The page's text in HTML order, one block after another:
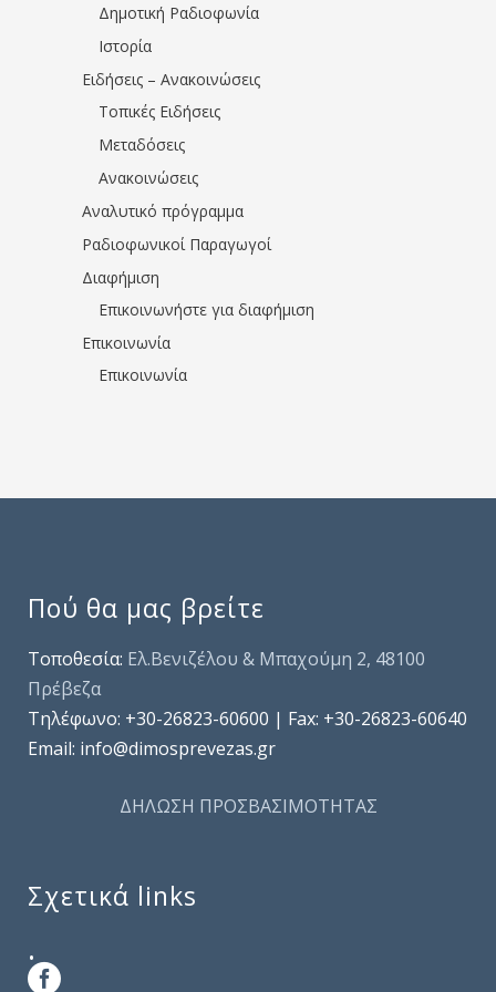
Δημοτική Ραδιοφωνία
Ιστορία
Ειδήσεις – Ανακοινώσεις
Τοπικές Ειδήσεις
Μεταδόσεις
Ανακοινώσεις
Αναλυτικό πρόγραμμα
Ραδιοφωνικοί Παραγωγοί
Διαφήμιση
Επικοινωνήστε για διαφήμιση
Επικοινωνία
Επικοινωνία
Πού θα μας βρείτε
Τοποθεσία: Ελ.Βενιζέλου & Μπαχούμη 2, 48100
Πρέβεζα
Τηλέφωνo: +30-26823-60600 | Fax: +30-26823-60640
Email: info@dimosprevezas.gr
ΔΗΛΩΣΗ ΠΡΟΣΒΑΣΙΜΟΤΗΤΑΣ
Σχετικά links
.